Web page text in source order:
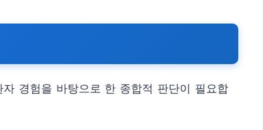
경험을 바탕으로 한 종합적 판단이 필요합